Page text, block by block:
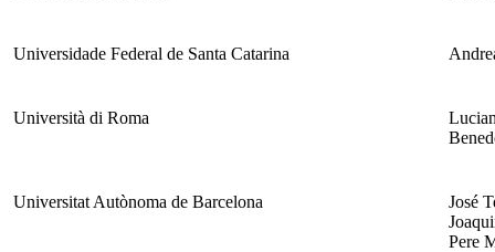
Universidade Federal de Santa Catarina
Università di Roma
Universitat Autònoma de Barcelona
José
Pere